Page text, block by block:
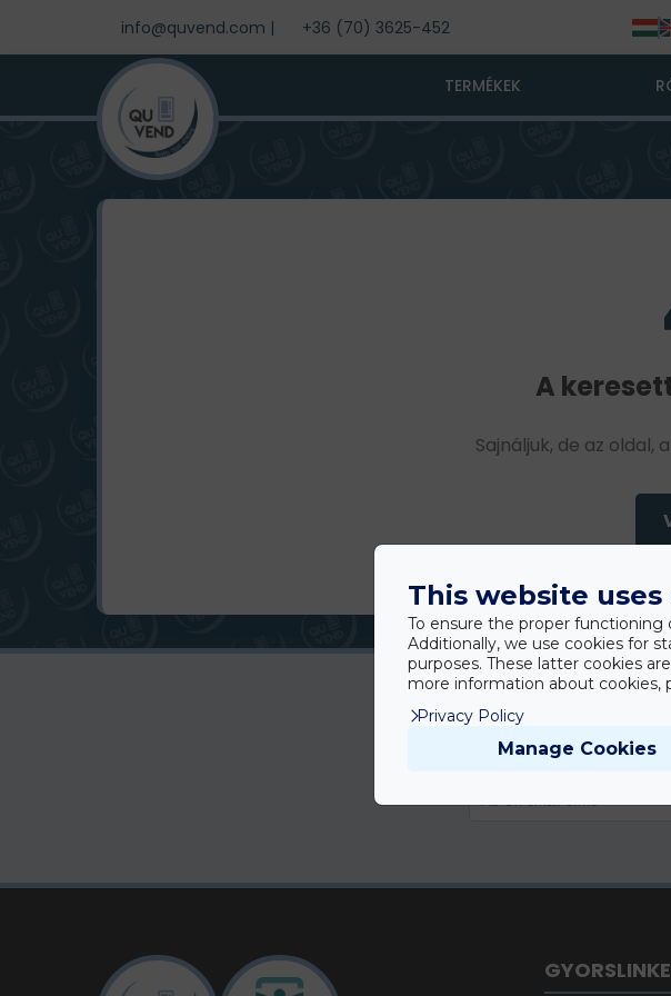
info@quvend.com | +36 (70) 3625-452
TERMÉKEK
A
Sajnáljuk, de az
Értesüljön
This website uses
To ensure the proper functioning
Additionally, we use cookies for
purposes. These latter cookies
more information about cookies,
Privacy Policy
Manage Cookies